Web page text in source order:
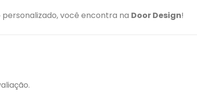
você encontra na Door Design!